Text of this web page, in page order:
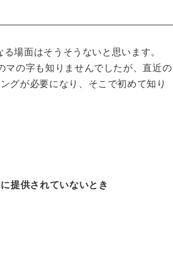
場面はそうそうないと思います。
マの字も知りませんでしたが、直近の
グが必要になり、そこで初めて知り
提供されていないとき